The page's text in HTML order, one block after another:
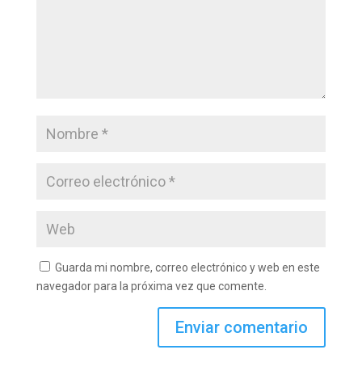
Guarda mi nombre, correo electrónico y web en este
navegador para la próxima vez que comente.